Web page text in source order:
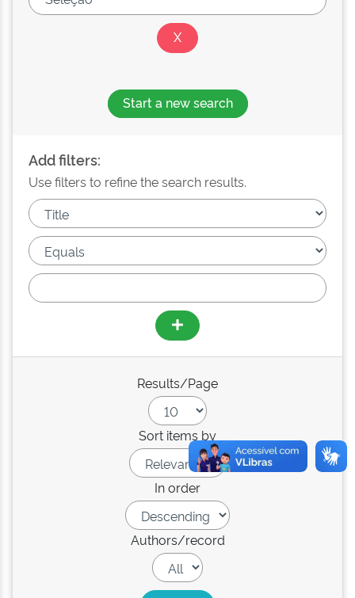
Start a new search
Add filters:
Use filters to refine the search results.
Results/Page
Sort items by
In order
Authors/record